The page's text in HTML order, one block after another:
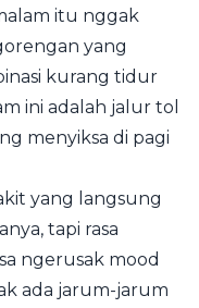
itu nggak
yang
kurang tidur
ini adalah jalur tol
menyiksa di pagi
yang langsung
tapi rasa
ngerusak mood
ada jarum-jarum